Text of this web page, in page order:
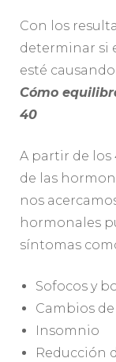
Con los
determinar si
esté
Cómo
40
A partir de los
de las
nos
hormonales
síntomas
Sofocos y
Cambios
Insomnio
Reducción